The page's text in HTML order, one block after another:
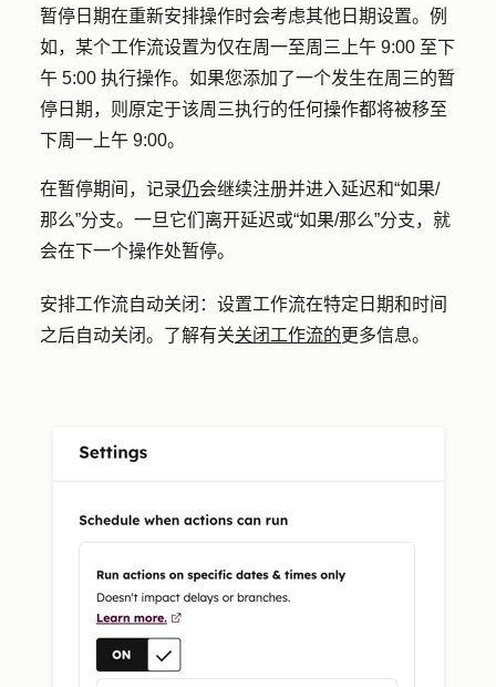
暂停日期在重新安排操作时会考虑其他日期设置。例
如，某个工作流设置为仅在周一至周三上午 9:00 至下
午 5:00 执行操作。如果您添加了一个发生在周三的暂
停日期，则原定于该周三执行的任何操作都将被移至
下周一上午 9:00。
在暂停期间，记录仍会继续注册并进入延迟和“如果/
那么”分支。一旦它们离开延迟或“如果/那么”分支，就
会在下一个操作处暂停。
安排工作流自动关闭： 设置工作流在特定日期和时间
之后自动关闭。了解有关关闭工作流的更多信息。